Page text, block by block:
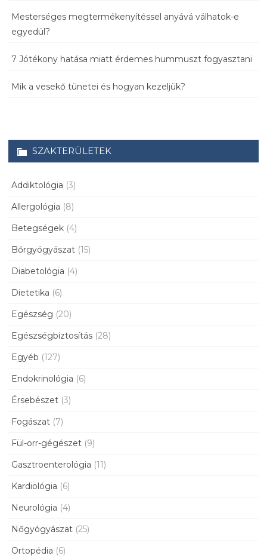
Mesterséges megtermékenyítéssel anyává válhatok-e
egyedül?
7 Jótékony hatása miatt érdemes hummuszt fogyasztani
Mik a vesekő tünetei és hogyan kezeljük?
SZAKTERÜLETEK
Addiktológia (3)
Allergológia (8)
Betegségek (4)
Bőrgyógyászat (15)
Diabetológia (4)
Dietetika (6)
Egészség (20)
Egészségbiztosítás (28)
Egyéb (127)
Endokrinológia (6)
Érsebészet (3)
Fogászat (7)
Fül-orr-gégészet (9)
Gasztroenterológia (11)
Kardiológia (6)
Neurológia (4)
Nőgyógyászat (25)
Ortopédia (6)